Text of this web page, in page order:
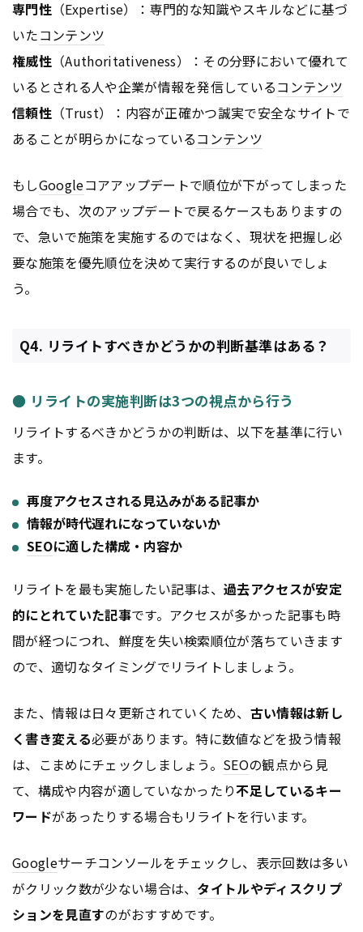
専門性（Expertise）：専門的な知識やスキルなどに基づ
いたコンテンツ
権威性（Authoritativeness）：その分野において優れて
いるとされる人や企業が情報を発信しているコンテンツ
信頼性（Trust）：内容が正確かつ誠実で安全なサイトで
あることが明らかになっているコンテンツ
もしGoogleコアアップデートで順位が下がってしまった
場合でも、次のアップデートで戻るケースもありますの
で、急いで施策を実施するのではなく、現状を把握し必
要な施策を優先順位を決めて実行するのが良いでしょ
う。
Q4. リライトすべきかどうかの判断基準はある？
● リライトの実施判断は3つの視点から行う
リライトするべきかどうかの判断は、以下を基準に行い
ます。
再度アクセスされる見込みがある記事か
情報が時代遅れになっていないか
SEOに適した構成・内容か
リライトを最も実施したい記事は、過去アクセスが安定
的にとれていた記事です。アクセスが多かった記事も時
間が経つにつれ、鮮度を失い検索順位が落ちていきます
ので、適切なタイミングでリライトしましょう。
また、情報は日々更新されていくため、 古い情報は新し
く書き変える必要があります。特に数値などを扱う情報
は、こまめにチェックしましょう。 SEOの観点から見
て、構成や内容が適していなかったり不足しているキー
ワードがあったりする場合もリライトを行います。
Googleサーチコンソールをチェックし、表示回数は多い
がクリック数が少ない場合は、 タイトルやディスクリプ
ションを見直すのがおすすめです。